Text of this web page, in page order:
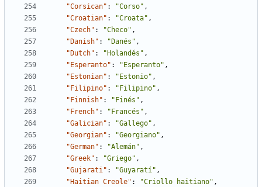
"Corsican" : "Corso" ,
"Croatian" : "Croata" ,
"Czech" : "Checo" ,
"Danish" : "Danés" ,
"Dutch" : "Holandés" ,
"Esperanto" : "Esperanto" ,
"Estonian" : "Estonio" ,
"Filipino" : "Filipino" ,
"Finnish" : "Finés" ,
"French" : "Francés" ,
"Galician" : "Gallego" ,
"Georgian" : "Georgiano" ,
"German" : "Alemán" ,
"Greek" : "Griego" ,
"Gujarati" : "Guyaratí" ,
"Haitian Creole" : "Criollo haitiano" ,